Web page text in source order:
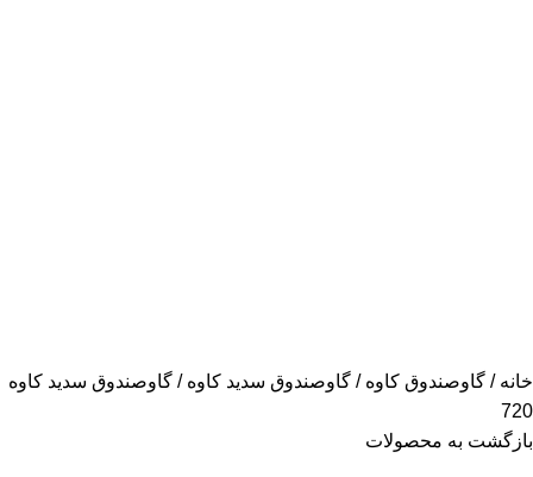
خانه گاوصندوق کاوه گاوصندوق سدید کاوه گاوصندوق سدید کاوه
720
بازگشت به محصولات